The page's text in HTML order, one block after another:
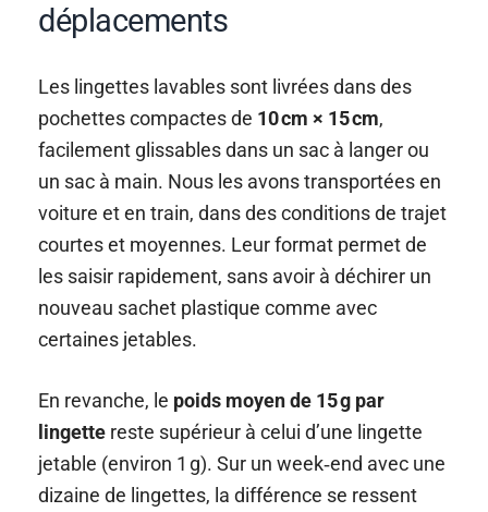
déplacements
Les lingettes lavables sont livrées dans des
pochettes compactes de 10 cm × 15 cm,
facilement glissables dans un sac à langer ou
un sac à main. Nous les avons transportées en
voiture et en train, dans des conditions de trajet
courtes et moyennes. Leur format permet de
les saisir rapidement, sans avoir à déchirer un
nouveau sachet plastique comme avec
certaines jetables.
En revanche, le poids moyen de 15 g par
lingette reste supérieur à celui d’une lingette
jetable (environ 1 g). Sur un week‑end avec une
dizaine de lingettes, la différence se ressent